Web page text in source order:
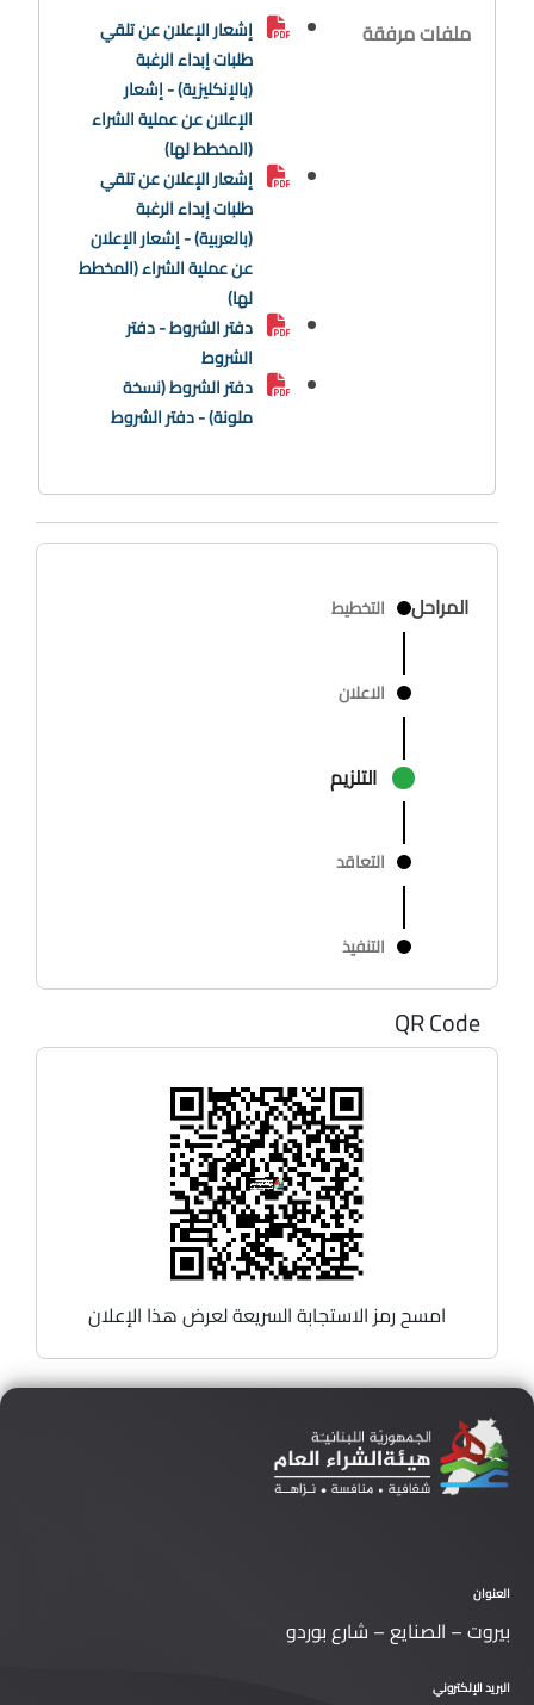
ملفات مرفقة
إشعار الإعلان عن تلقي
طلبات إبداء الرغبة
(بالإنكليزية) - إشعار
الإعلان عن عملية الشراء
(المخطط لها)
إشعار الإعلان عن تلقي
طلبات إبداء الرغبة
(بالعربية) - إشعار الإعلان
عن عملية الشراء (المخطط
لها)
دفتر الشروط - دفتر
الشروط
دفتر الشروط (نسخة
ملونة) - دفتر الشروط
المراحل التخطيط
الاعلان
التلزيم
التعاقد
التنفيذ
QR Code
امسح رمز الاستجابة السريعة لعرض هذا الإعلان
العنوان
بيروت – الصنايع – شارع بوردو
البريد الإلكتروني